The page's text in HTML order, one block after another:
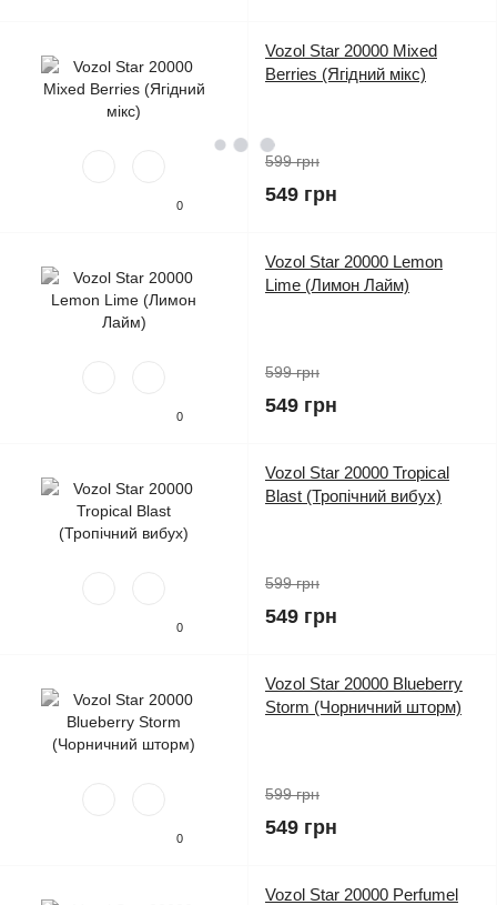
0
Vozol Star 20000 Mixed
Berries (Ягідний мікс)
599 грн
549 грн
0
Vozol Star 20000 Lemon
Lime (Лимон Лайм)
599 грн
549 грн
0
Vozol Star 20000 Tropical
Blast (Тропічний вибух)
599 грн
549 грн
0
Vozol Star 20000 Blueberry
Storm (Чорничний шторм)
599 грн
549 грн
Vozol Star 20000 Perfumel